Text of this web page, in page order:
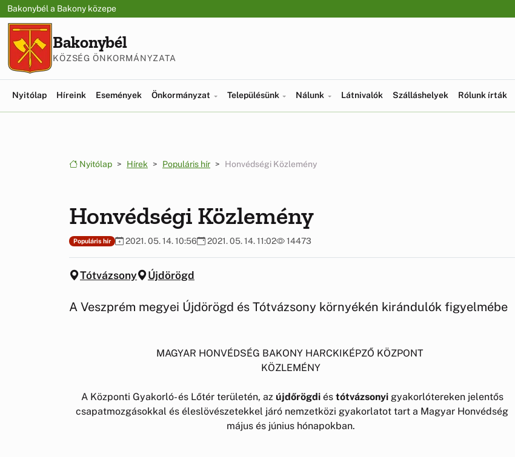
Ugrás a menüre
Ugrás a tartalomra
Bakonybél a Bakony közepe
Bakonybél
KÖZSÉG ÖNKORMÁNYZATA
Nyitólap Híreink Események Önkormányzat Településünk Nálunk Látnivalók Szálláshelyek Rólunk írták
Nyitólap Hírek Populáris hír Honvédségi Közlemény
Honvédségi Közlemény
Populáris hír 2021. 05. 14. 10:56 2021. 05. 14. 11:02 14473
Tótvázsony Újdörögd
A Veszprém megyei Újdörögd és Tótvázsony környékén kirándulók figyelmébe
MAGYAR HONVÉDSÉG BAKONY HARCKIKÉPZŐ KÖZPONT
KÖZLEMÉNY
A Központi Gyakorló- és Lőtér területén, az újdőrögdi és tótvázsonyi gyakorlótereken jelentős
csapatmozgásokkal és éleslövészetekkel járó nemzetközi gyakorlatot tart a Magyar Honvédség
május és június hónapokban.